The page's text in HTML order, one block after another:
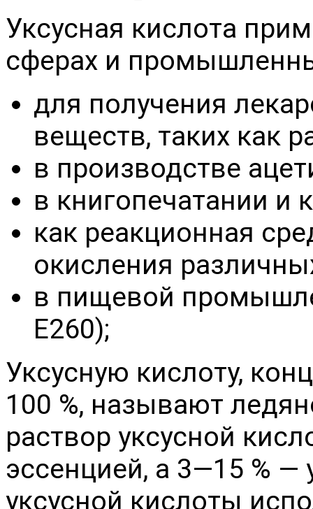
Уксусная кислота
сферах и
для получения
веществ, таких как
в производстве
в книгопечатании и
как реакционная
окисления
в пищевой
E260);
Уксусную кислоту,
100 %, называют
раствор уксусной
эссенцией, а 3—15 %
уксусной кислоты